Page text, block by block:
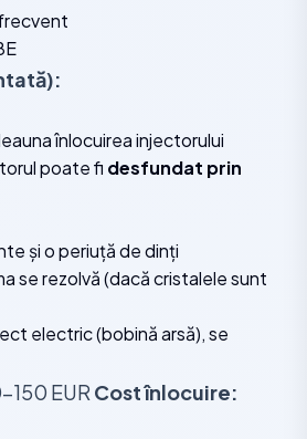
înlocuirea injectorului
poate fi desfundat prin
și o periuță de dinți
se rezolvă (dacă cristalele sunt
electric (bobină arsă), se
150 EUR Cost înlocuire: